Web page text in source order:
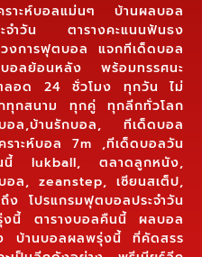
ะห์บอลแม่นๆ บ้านผลบอล
จำวัน ตารางคะแนนฟันธง
งการฟุตบอล แจกทีเด็ดบอล
ลย้อนหลัง พร้อมทรรศนะ
ลอด 24 ชั่วโมง ทุกวัน ไม่
ทุกสนาม ทุกคู่ ทุกลีกทั่วโลก
อล,บ้านรักบอล, ทีเด็ดบอล
ราะห์บอล 7m ,ทีเด็ดบอลวัน
นี้ lukball, ตลาดลูกหนัง,
อล, zeanstep, เซียนสเต็ป,
โปรแกรมฟุตบอลประจำวัน
งนี้ ตารางบอลคืนนี้ ผลบอล
บ้านบอลผลพรุ่งนี้ ที่คัดสรร